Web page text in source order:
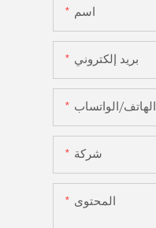
اسم
بريد إلكتروني
الهاتف/الواتساب
شركة
المحتوى